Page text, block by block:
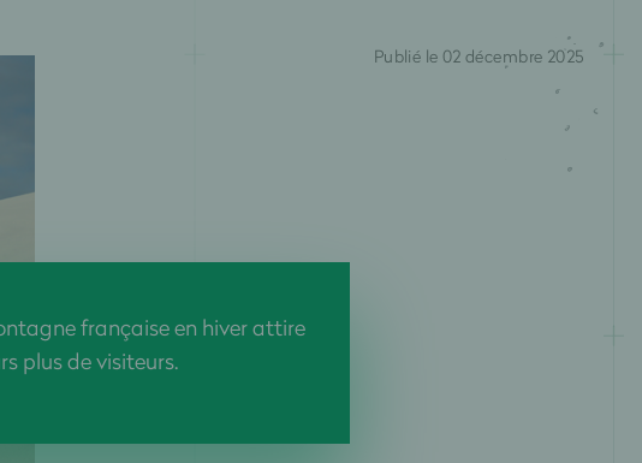
française en hiver attire
plus de visiteurs.
Publié le 02 décembre 2025